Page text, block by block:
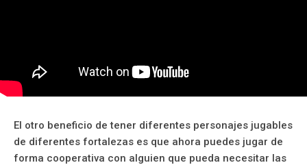
El otro beneficio de tener diferentes personajes jugables
de diferentes fortalezas es que ahora puedes jugar de
forma cooperativa con alguien que pueda necesitar las